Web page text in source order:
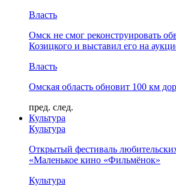
Власть
Омск не смог реконструировать
Козицкого и выставил его на
Власть
Омская область обновит 100 км
пред. след.
Культура
Культура
Открытый фестиваль
«Маленькое кино «Фильмёнок»
Культура